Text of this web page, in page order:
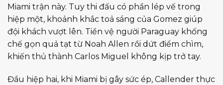
Miami trận này. Tuy thi đấu có phần lép vế trong
hiệp một, khoảnh khắc toả sáng của Gomez giúp
đội khách vượt lên. Tiền vệ người Paraguay khống
chế gọn quả tạt từ Noah Allen rồi dứt điểm chìm,
khiến thủ thành Carlos Miguel không kịp trở tay.
Đầu hiệp hai, khi Miami bị gây sức ép, Callender thực